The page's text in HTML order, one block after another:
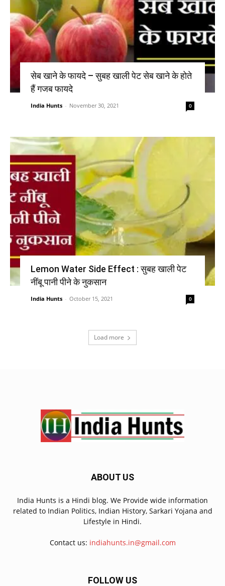
सेब खाने के फायदे – सुबह खाली पेट सेब खाने के होते
हैं गजब फायदे
India Hunts - November 30, 2021 0
Lemon Water Side Effect : सुबह खाली पेट
नींबू पानी पीने के नुकसान
India Hunts - October 15, 2021 0
Load more
ABOUT US
India Hunts is a Hindi blog. We Provide wide information
related to Indian Politics, Indian History, Sarkari Yojana and
Lifestyle in Hindi.
Contact us: indiahunts.in@gmail.com
FOLLOW US